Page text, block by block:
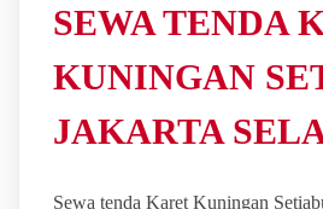
SEWA TENDA
KUNINGAN
JAKARTA
Sewa tenda Karet Kuningan